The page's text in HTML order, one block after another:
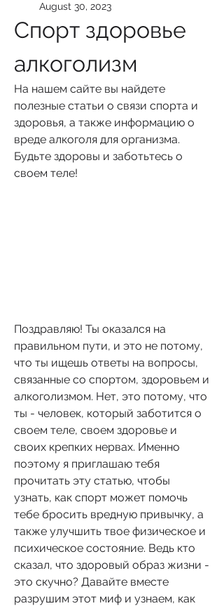
August 30, 2023
Спорт здоровье
алкоголизм
На нашем сайте вы найдете
полезные статьи о связи спорта и
здоровья, а также информацию о
вреде алкоголя для организма.
Будьте здоровы и заботьтесь о
своем теле!
Поздравляю! Ты оказался на
правильном пути, и это не потому,
что ты ищешь ответы на вопросы,
связанные со спортом, здоровьем и
алкоголизмом. Нет, это потому, что
ты - человек, который заботится о
своем теле, своем здоровье и
своих крепких нервах. Именно
поэтому я приглашаю тебя
прочитать эту статью, чтобы
узнать, как спорт может помочь
тебе бросить вредную привычку, а
также улучшить твое физическое и
психическое состояние. Ведь кто
сказал, что здоровый образ жизни -
это скучно? Давайте вместе
разрушим этот миф и узнаем, как